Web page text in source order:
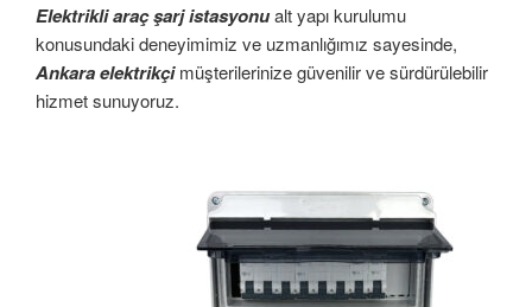
Elektrikli araç şarj istasyonualt yapı kurulumu
konusundaki deneyimimiz ve uzmanlığımız sayesinde,
Ankara elektrikçimüşterilerinize güvenilir ve sürdürülebilir
hizmet sunuyoruz.